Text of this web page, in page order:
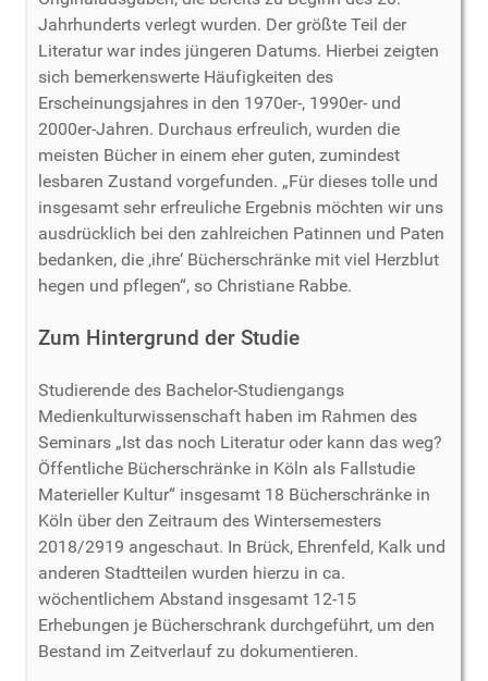
Jahrhunderts verlegt wurden. Der größte Teil der
Literatur war indes jüngeren Datums. Hierbei zeigten
sich bemerkenswerte Häufigkeiten des
Erscheinungsjahres in den 1970er-, 1990er- und
2000er-Jahren. Durchaus erfreulich, wurden die
meisten Bücher in einem eher guten, zumindest
lesbaren Zustand vorgefunden. „Für dieses tolle und
insgesamt sehr erfreuliche Ergebnis möchten wir uns
ausdrücklich bei den zahlreichen Patinnen und Paten
bedanken, die ‚ihre‘ Bücherschränke mit viel Herzblut
hegen und pflegen“, so Christiane Rabbe.
Zum Hintergrund der Studie
Studierende des Bachelor-Studiengangs
Medienkulturwissenschaft haben im Rahmen des
Seminars „Ist das noch Literatur oder kann das weg?
Öffentliche Bücherschränke in Köln als Fallstudie
Materieller Kultur“ insgesamt 18 Bücherschränke in
Köln über den Zeitraum des Wintersemesters
2018/2919 angeschaut. In Brück, Ehrenfeld, Kalk und
anderen Stadtteilen wurden hierzu in ca.
wöchentlichem Abstand insgesamt 12-15
Erhebungen je Bücherschrank durchgeführt, um den
Bestand im Zeitverlauf zu dokumentieren.